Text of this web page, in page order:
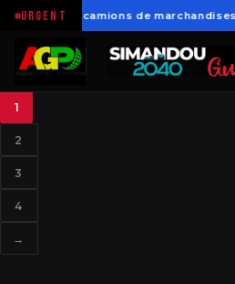
URGENT
Plusieurs camions de
Actualité
l’eau potable
1
2
3
4
→